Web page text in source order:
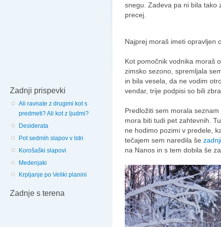
Zadnji prispevki
Ali ravnate z drugimi kot s
predmeti? Ali kot z ljudmi?
Desiderata
Pot sedmih slapov v Istri
Korošaški slapovi
Medenjaki
Krpljanje po Veliki planini
Zadnje s terena
snegu. Zadeva pa ni bila tako
precej.
Najprej moraš imeti opravljen
Kot pomočnik vodnika moraš
zimsko sezono, spremljala
in bila vesela, da ne vodim
vendar, trije podpisi so bili
Predložiti sem morala
mora biti tudi pet zahtevnih.
ne hodimo pozimi v predele,
tečajem sem naredila še
na Nanos in s tem dobila še